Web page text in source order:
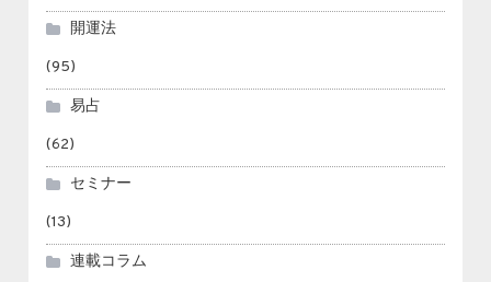
開運法
(95)
易占
(62)
セミナー
(13)
連載コラム